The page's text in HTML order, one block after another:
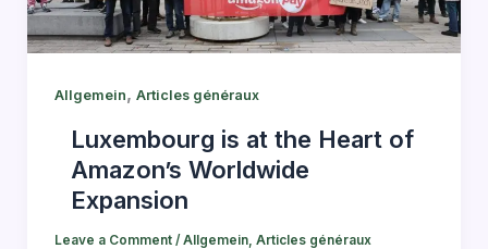
Allgemein, Articles généraux
Luxembourg is at the Heart of
Amazon’s Worldwide
Expansion
Leave a Comment /Allgemein, Articles généraux